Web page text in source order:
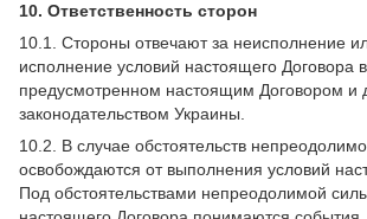
10. Ответственность сторон
10.1. Стороны отвечают за неисполнение
исполнение условий настоящего Договора
предусмотренном настоящим Договором и
законодательством Украины.
10.2. В случае обстоятельств
освобождаются от выполнения условий
Под обстоятельствами непреодолимой